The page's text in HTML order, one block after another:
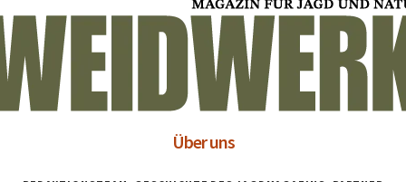
Über uns